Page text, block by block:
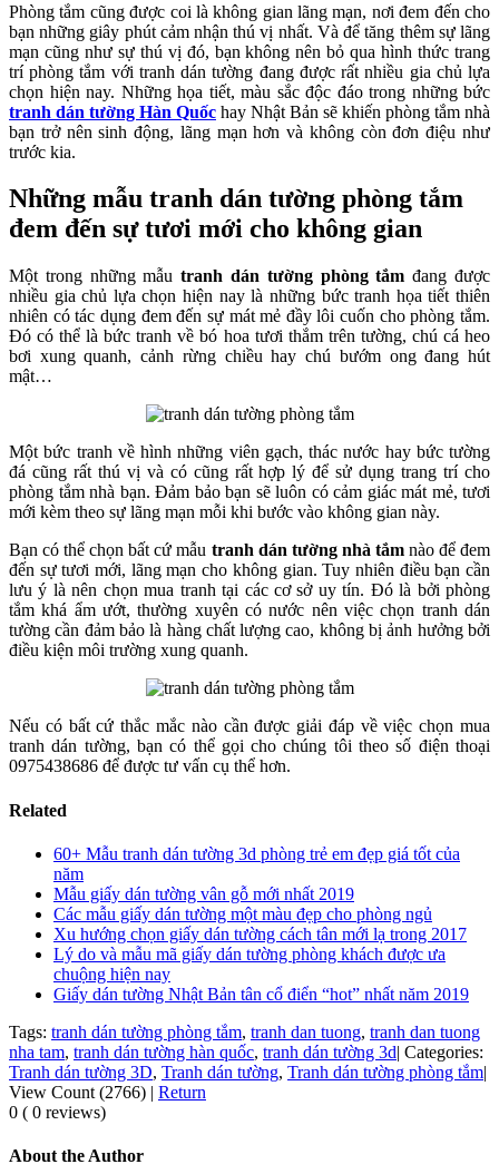
Phòng tắm cũng được coi là không gian lãng mạn, nơi đem đến cho
bạn những giây phút cảm nhận thú vị nhất. Và để tăng thêm sự lãng
mạn cũng như sự thú vị đó, bạn không nên bỏ qua hình thức trang
trí phòng tắm với tranh dán tường đang được rất nhiều gia chủ lựa
chọn hiện nay. Những họa tiết, màu sắc độc đáo trong những bức
tranh dán tường Hàn Quốc hay Nhật Bản sẽ khiến phòng tắm nhà
bạn trở nên sinh động, lãng mạn hơn và không còn đơn điệu như
trước kia.
Những mẫu tranh dán tường phòng tắm
đem đến sự tươi mới cho không gian
Một trong những mẫutranh dán tường phòng tắm đang được
nhiều gia chủ lựa chọn hiện nay là những bức tranh họa tiết thiên
nhiên có tác dụng đem đến sự mát mẻ đầy lôi cuốn cho phòng tắm.
Đó có thể là bức tranh về bó hoa tươi thắm trên tường, chú cá heo
bơi xung quanh, cảnh rừng chiều hay chú bướm ong đang hút
mật…
Một bức tranh về hình những viên gạch, thác nước hay bức tường
đá cũng rất thú vị và có cũng rất hợp lý để sử dụng trang trí cho
phòng tắm nhà bạn. Đảm bảo bạn sẽ luôn có cảm giác mát mẻ, tươi
mới kèm theo sự lãng mạn mỗi khi bước vào không gian này.
Bạn có thể chọn bất cứ mẫu tranh dán tường nhà tắmnào để đem
đến sự tươi mới, lãng mạn cho không gian. Tuy nhiên điều bạn cần
lưu ý là nên chọn mua tranh tại các cơ sở uy tín. Đó là bởi phòng
tắm khá ẩm ướt, thường xuyên có nước nên việc chọn tranh dán
tường cần đảm bảo là hàng chất lượng cao, không bị ảnh hưởng bởi
điều kiện môi trường xung quanh.
Nếu có bất cứ thắc mắc nào cần được giải đáp về việc chọn mua
tranh dán tường, bạn có thể gọi cho chúng tôi theo số điện thoại
0975438686 để được tư vấn cụ thể hơn.
Related
60+ Mẫu tranh dán tường 3d phòng trẻ em đẹp giá tốt của
năm
Mẫu giấy dán tường vân gỗ mới nhất 2019
Các mẫu giấy dán tường một màu đẹp cho phòng ngủ
Xu hướng chọn giấy dán tường cách tân mới lạ trong 2017
Lý do và mẫu mã giấy dán tường phòng khách được ưa
chuộng hiện nay
Giấy dán tường Nhật Bản tân cổ điển “hot” nhất năm 2019
Tags: tranh dán tường phòng tắm, tranh dan tuong, tranh dan tuong
nha tam, tranh dán tường hàn quốc, tranh dán tường 3d| Categories:
Tranh dán tường 3D, Tranh dán tường, Tranh dán tường phòng tắm|
View Count (2766) | Return
0 ( 0 reviews)
About the Author